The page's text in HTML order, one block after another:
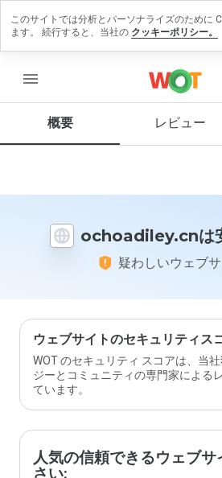
menu
概要 レビュー
ochoadiley.cnは
疑わしいウェブサ
ウェブサイトのセキュリティス
WOT のセキュリティ スコアは、当
ジーとコミュニティの専門家による
ています。
人気の信頼できるウェブ
さい:
ビュー
す
この
イト
価し
ます
か？
このサイトでは分析とパーソナライズのために
ます。 続行すると、当社の クッキーポリシー。